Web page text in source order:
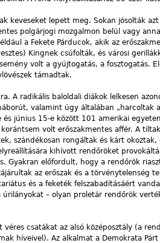
keveseket lepett meg. Sokan jósolták
polgárjogi mozgalmon belül vagy
a Fekete Párducok, akik az
Kingnek csúfolták, és városi
volt a gyújtogatás, a fosztogatás.
támadtak.
A radikális baloldali diákok lelkesen
valamint úgy általában „harcoltak
és június 15-e között 101 amerikai
volt erőszakmentes affér. A
szándékosan rongáltak és kárt okoztak,
kihívott rendőröket
Gyakran előfordult, hogy a rendőrök
az erőszak és a törvénytelenség
és a feketék felszabadításáért
– olyan proletár rendőrök
csatákat az alsó középosztály (a
híveivel). Az alkalmat a Demokrata